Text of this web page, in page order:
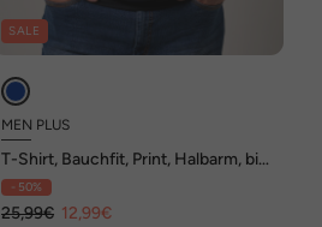
SALE
MEN PLUS
T-Shirt, Bauchfit, Print, Halbarm, bis
8 XL
- 50%
25,99€ 12,99€